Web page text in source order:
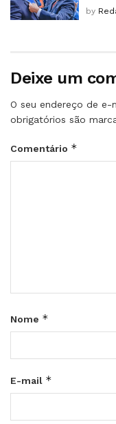
by
Deixe um
O seu endereço de e-
obrigatórios são
Comentário *
Nome *
E-mail *